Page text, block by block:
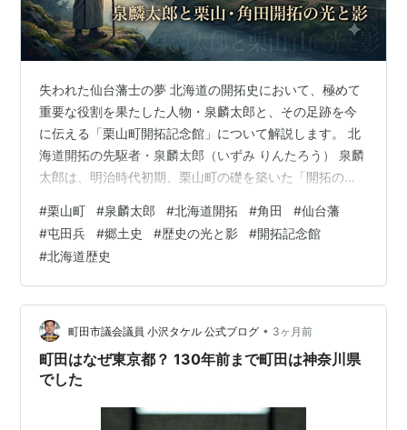
失われた仙台藩士の夢 北海道の開拓史において、極めて
重要な役割を果たした人物・泉麟太郎と、その足跡を今
に伝える「栗山町開拓記念館」について解説します。 北
海道開拓の先駆者・泉麟太郎（いずみ りんたろう） 泉麟
太郎は、明治時代初期、栗山町の礎を築いた「開拓の
海道の荒野を切り拓くという、壮絶かつ希望に満ちた挑
戦の連続でした。 仙台藩士から開拓者へ 麟太郎は宮城県
の仙台藩支藩・角田藩の士族出身でした。戊辰戦争後、
時代の大きな転換期の中で、彼は北海道への移住を決意
します。最初は室蘭の地で開拓を指揮していましたが、
その地を兄に譲り、自らはさらなる新天地を…
#栗山町 #泉麟太郎 #北海道開拓 #角田 #仙台藩
#屯田兵 #郷土史 #歴史の光と影 #開拓記念館
#北海道歴史
町田市議会議員 小沢タケル 公式ブログ • 3ヶ月前
町田はなぜ東京都？ 130年前まで町田は神奈川県
でした